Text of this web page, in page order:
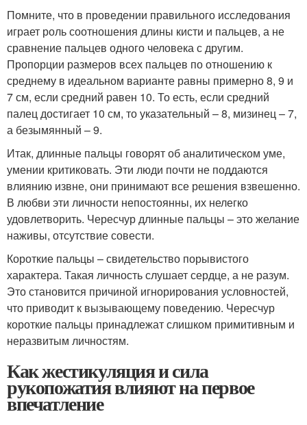
Помните, что в проведении правильного исследования
играет роль соотношения длины кисти и пальцев, а не
сравнение пальцев одного человека с другим.
Пропорции размеров всех пальцев по отношению к
среднему в идеальном варианте равны примерно 8, 9 и
7 см, если средний равен 10. То есть, если средний
палец достигает 10 см, то указательный – 8, мизинец – 7,
а безымянный – 9.
Итак, длинные пальцы говорят об аналитическом уме,
умении критиковать. Эти люди почти не поддаются
влиянию извне, они принимают все решения взвешенно.
В любви эти личности непостоянны, их нелегко
удовлетворить. Чересчур длинные пальцы – это желание
наживы, отсутствие совести.
Короткие пальцы – свидетельство порывистого
характера. Такая личность слушает сердце, а не разум.
Это становится причиной игнорирования условностей,
что приводит к вызывающему поведению. Чересчур
короткие пальцы принадлежат слишком примитивным и
неразвитым личностям.
Как жестикуляция и сила
рукопожатия влияют на первое
впечатление